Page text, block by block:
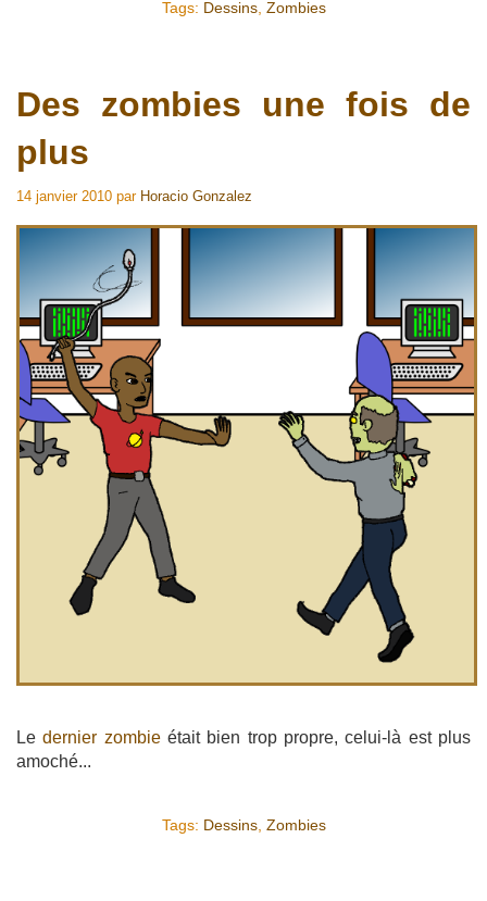
Tags: Dessins, Zombies
Des zombies une fois de
plus
14 janvier 2010 par Horacio Gonzalez
Ledernier zombieétait bien trop propre, celui-là est plus
amoché...
Tags: Dessins, Zombies